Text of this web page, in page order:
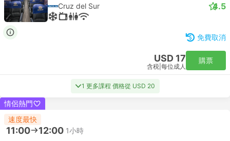
Cruz del Sur 4.5
免費取消
USD 17
含税 每位成人
購票
1 更多課程 價格從 USD 20
情侶熱門
速度最快
11:00 12:00 1小時